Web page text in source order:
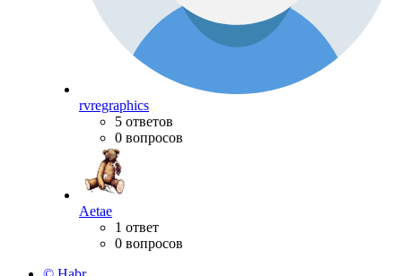
rvregraphics
5 ответов
0 вопросов
Aetae
1 ответ
0 вопросов